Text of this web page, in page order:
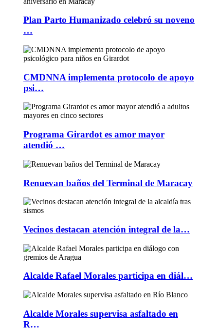
Plan Parto Humanizado celebró su noveno
…
CMDNNA implementa protocolo de apoyo
psi…
Programa Girardot es amor mayor
atendió …
Renuevan baños del Terminal de Maracay
Vecinos destacan atención integral de la…
Alcalde Rafael Morales participa en diál…
Alcalde Morales supervisa asfaltado en
R…